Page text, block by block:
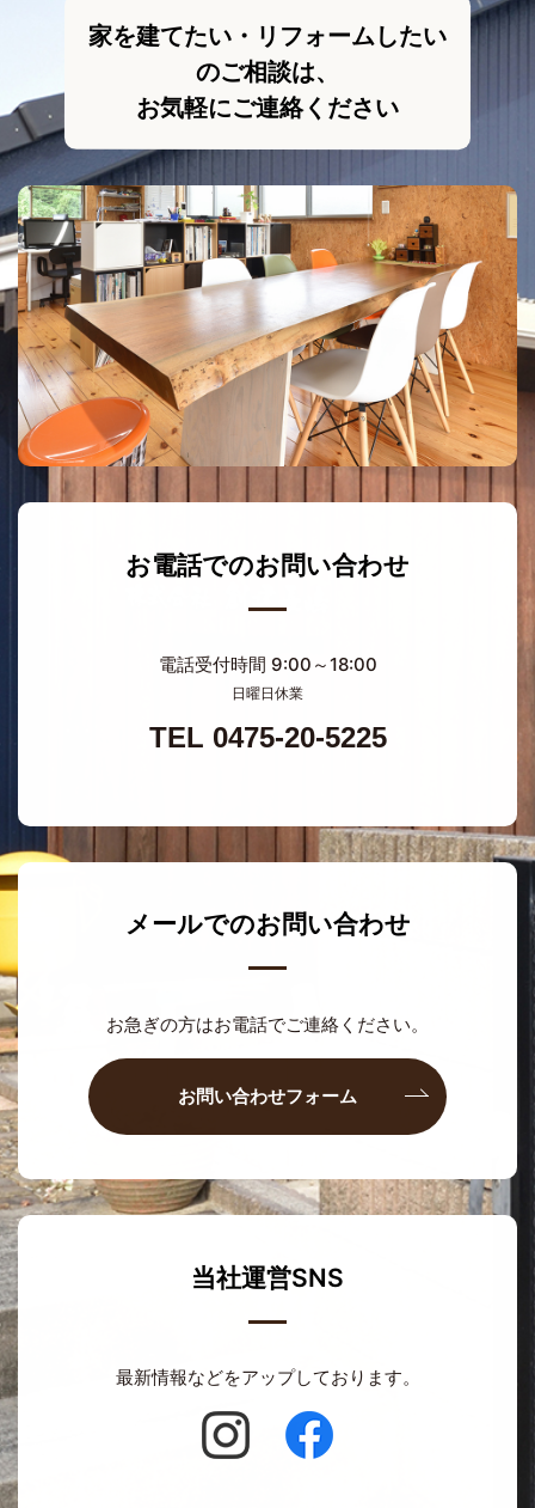
家を建てたい・リフォームしたい
のご相談は、
お気軽にご連絡ください
お電話でのお問い合わせ
電話受付時間 9:00～18:00
日曜日休業
TEL 0475-20-5225
メールでのお問い合わせ
お急ぎの方はお電話でご連絡ください。
お問い合わせフォーム
当社運営SNS
最新情報などをアップしております。